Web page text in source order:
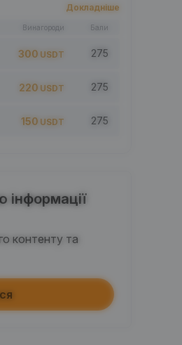
Поширити статтю в соцмережах (0/5)
Докладніше
Винагороди Бали
300 USDT 275
220 USDT 275
150 USDT 275
контенту та